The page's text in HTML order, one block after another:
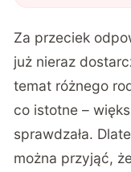
Za przeciek
już nieraz
temat różnego
co istotne –
sprawdzała.
można przyjąć,